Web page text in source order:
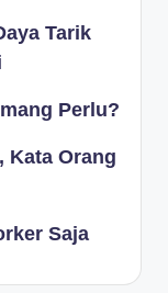
Tarik
Perlu?
Kata Orang
Saja